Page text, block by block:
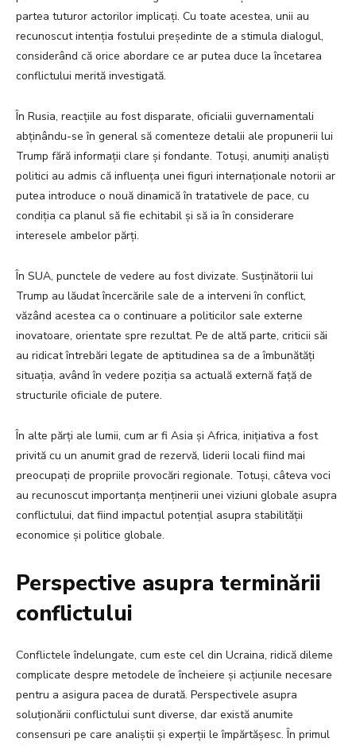
partea tuturor actorilor implicați. Cu toate acestea, unii au
recunoscut intenția fostului președinte de a stimula dialogul,
considerând că orice abordare ce ar putea duce la încetarea
conflictului merită investigată.
În Rusia, reacțiile au fost disparate, oficialii guvernamentali
abținându-se în general să comenteze detalii ale propunerii lui
Trump fără informații clare și fondante. Totuși, anumiți analiști
politici au admis că influența unei figuri internaționale notorii ar
putea introduce o nouă dinamică în tratativele de pace, cu
condiția ca planul să fie echitabil și să ia în considerare
interesele ambelor părți.
În SUA, punctele de vedere au fost divizate. Susținătorii lui
Trump au lăudat încercările sale de a interveni în conflict,
văzând acestea ca o continuare a politicilor sale externe
inovatoare, orientate spre rezultat. Pe de altă parte, criticii săi
au ridicat întrebări legate de aptitudinea sa de a îmbunătăți
situația, având în vedere poziția sa actuală externă față de
structurile oficiale de putere.
În alte părți ale lumii, cum ar fi Asia și Africa, inițiativa a fost
privită cu un anumit grad de rezervă, liderii locali fiind mai
preocupați de propriile provocări regionale. Totuși, câteva voci
au recunoscut importanța menținerii unei viziuni globale asupra
conflictului, dat fiind impactul potențial asupra stabilității
economice și politice globale.
Perspective asupra terminării
conflictului
Conflictele îndelungate, cum este cel din Ucraina, ridică dileme
complicate despre metodele de încheiere și acțiunile necesare
pentru a asigura pacea de durată. Perspectivele asupra
soluționării conflictului sunt diverse, dar există anumite
consensuri pe care analiștii și experții le împărtășesc. În primul